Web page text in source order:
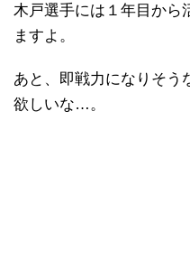
木戸選手には１年目から
ますよ。
あと、即戦力になりそう
欲しいな…。